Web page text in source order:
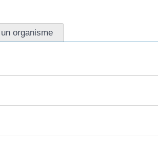
organisme